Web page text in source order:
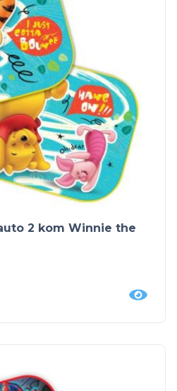
2 kom Winnie the